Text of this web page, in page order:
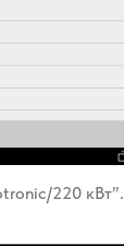
220 кВт”.